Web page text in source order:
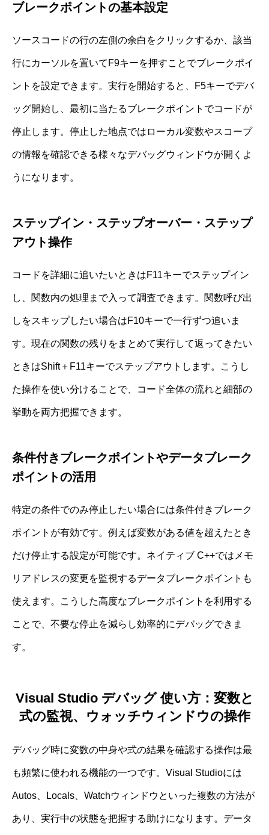
ブレークポイントの基本設定
ソースコードの行の左側の余白をクリックするか、該当
行にカーソルを置いてF9キーを押すことでブレークポイ
ントを設定できます。実行を開始すると、F5キーでデバ
ッグ開始し、最初に当たるブレークポイントでコードが
停止します。停止した地点ではローカル変数やスコープ
の情報を確認できる様々なデバッグウィンドウが開くよ
うになります。
ステップイン・ステップオーバー・ステップ
アウト操作
コードを詳細に追いたいときはF11キーでステップイン
し、関数内の処理まで入って調査できます。関数呼び出
しをスキップしたい場合はF10キーで一行ずつ追いま
す。現在の関数の残りをまとめて実行して返ってきたい
ときはShift＋F11キーでステップアウトします。こうし
た操作を使い分けることで、コード全体の流れと細部の
挙動を両方把握できます。
条件付きブレークポイントやデータブレーク
ポイントの活用
特定の条件でのみ停止したい場合には条件付きブレーク
ポイントが有効です。例えば変数がある値を超えたとき
だけ停止する設定が可能です。ネイティブ C++ではメモ
リアドレスの変更を監視するデータブレークポイントも
使えます。こうした高度なブレークポイントを利用する
ことで、不要な停止を減らし効率的にデバッグできま
す。
Visual Studio デバッグ 使い方：変数と
式の監視、ウォッチウィンドウの操作
デバッグ時に変数の中身や式の結果を確認する操作は最
も頻繁に使われる機能の一つです。Visual Studioには
Autos、Locals、Watchウィンドウといった複数の方法が
あり、実行中の状態を把握する助けになります。データ